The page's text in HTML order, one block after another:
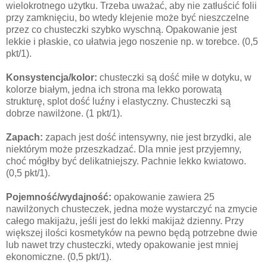
wielokrotnego użytku. Trzeba uważać, aby nie zatłuścić folii
przy zamknięciu, bo wtedy klejenie może być nieszczelne
przez co chusteczki szybko wyschną. Opakowanie jest
lekkie i płaskie, co ułatwia jego noszenie np. w torebce. (0,5
pkt/1).
Konsystencja/kolor: chusteczki są dość miłe w dotyku, w
kolorze białym, jedna ich strona ma lekko porowatą
strukturę, splot dość luźny i elastyczny. Chusteczki są
dobrze nawilżone. (1 pkt/1).
Zapach: zapach jest dość intensywny, nie jest brzydki, ale
niektórym może przeszkadzać. Dla mnie jest przyjemny,
choć mógłby być delikatniejszy. Pachnie lekko kwiatowo.
(0,5 pkt/1).
Pojemność/wydajność: opakowanie zawiera 25
nawilżonych chusteczek, jedna może wystarczyć na zmycie
całego makijażu, jeśli jest do lekki makijaż dzienny. Przy
większej ilości kosmetyków na pewno będą potrzebne dwie
lub nawet trzy chusteczki, wtedy opakowanie jest mniej
ekonomiczne. (0,5 pkt/1).